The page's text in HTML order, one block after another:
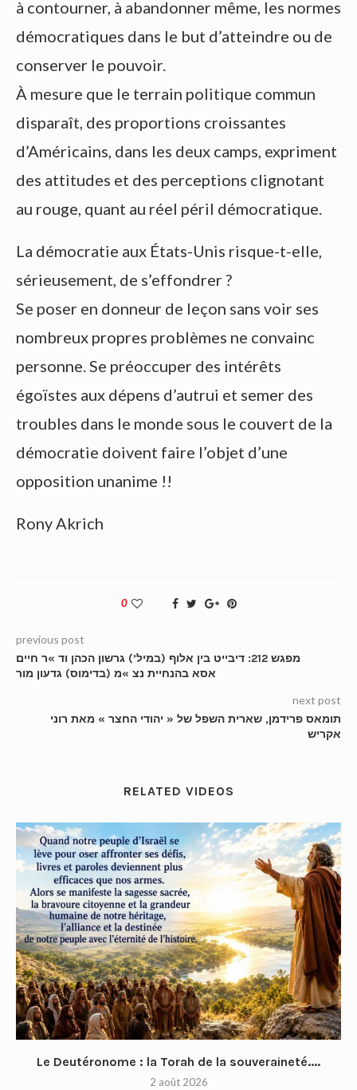
à contourner, à abandonner même, les normes
démocratiques dans le but d’atteindre ou de
conserver le pouvoir.
À mesure que le terrain politique commun
disparaît, des proportions croissantes
d’Américains, dans les deux camps, expriment
des attitudes et des perceptions clignotant
au rouge, quant au réel péril démocratique.
La démocratie aux États-Unis risque-t-elle,
sérieusement, de s’effondrer ?
Se poser en donneur de leçon sans voir ses
nombreux propres problèmes ne convainc
personne. Se préoccuper des intérêts
égoïstes aux dépens d’autrui et semer des
troubles dans le monde sous le couvert de la
démocratie doivent faire l’objet d’une
opposition unanime !!
Rony Akrich
0
previous post
מפגש 212: דיבייט בין אלוף (במיל’) גרשון הכהן וד »ר חיים
אסא בהנחיית נצ »מ (בדימוס) גדעון מור
next post
תומאס פרידמן, שארית השפל של « יהודי החצר » מאת רוני
אקריש
RELATED VIDEOS
Le Deutéronome : la Torah de la souveraineté....
2 août 2026